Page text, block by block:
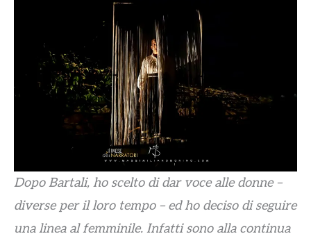
Dopo Bartali, ho scelto di dar voce alle donne –
diverse per il loro tempo – ed ho deciso di seguire
una linea al femminile. Infatti sono alla continua